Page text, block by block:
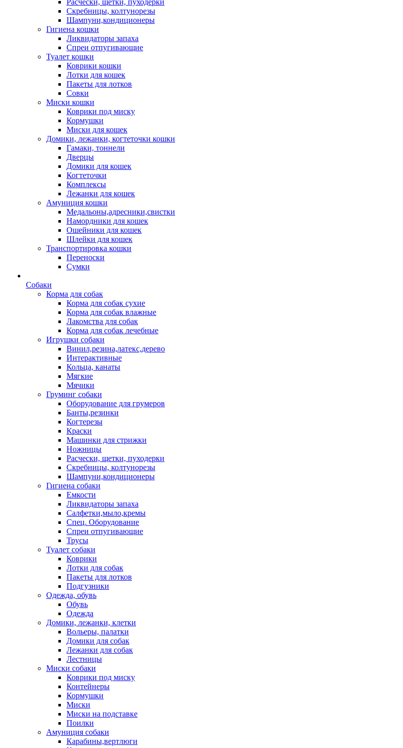
Расчески, щетки, пуходерки
Скребницы, колтунорезы
Шампуни,кондиционеры
Гигиена кошки
Ликвидаторы запаха
Спреи отпугивающие
Туалет кошки
Коврики кошки
Лотки для кошек
Пакеты для лотков
Совки
Миски кошки
Коврики под миску
Кормушки
Миски для кошек
Домики, лежанки, когтеточки кошки
Гамаки, тоннели
Дверцы
Домики для кошек
Когтеточки
Комплексы
Лежанки для кошек
Амуниция кошки
Медальоны,адресники,свистки
Намордники для кошек
Ошейники для кошек
Шлейки для кошек
Транспортировка кошки
Переноски
Сумки
Собаки
Корма для собак
Корма для собак сухие
Корма для собак влажные
Лакомства для собак
Корма для собак лечебные
Игрушки собаки
Винил,резина,латекс,дерево
Интерактивные
Кольца, канаты
Мягкие
Мячики
Груминг собаки
Оборудование для грумеров
Банты,резинки
Когтерезы
Краски
Машинки для стрижки
Ножницы
Расчески, щетки, пуходерки
Скребницы, колтунорезы
Шампуни,кондиционеры
Гигиена собаки
Емкости
Ликвидаторы запаха
Салфетки,мыло,кремы
Спец. Оборудование
Спреи отпугивающие
Трусы
Туалет собаки
Коврики
Лотки для собак
Пакеты для лотков
Подгузники
Одежда, обувь
Обувь
Одежда
Домики, лежанки, клетки
Вольеры, палатки
Домики для собак
Лежанки для собак
Лестницы
Миски собаки
Коврики под миску
Контейнеры
Кормушки
Миски
Миски на подставке
Поилки
Амуниция собаки
Карабины,вертлюги